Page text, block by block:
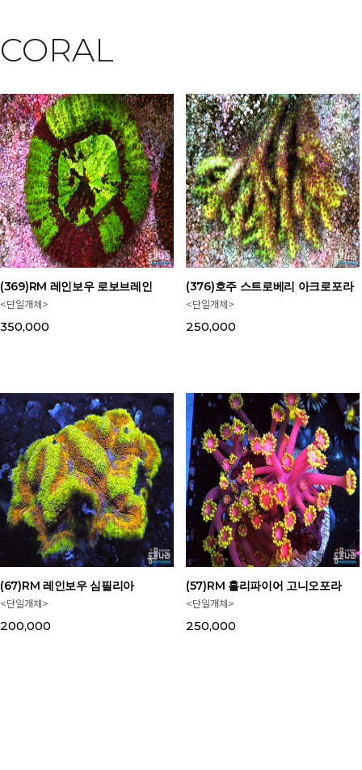
CORAL
(369)RM 레인보우 로보브레인
<단일개체>
350,000
(376)호주 스트로베리 아크로포라
<단일개체>
250,000
(67)RM 레인보우 심필리아
<단일개체>
200,000
(57)RM 홀리파이어 고니오포라
<단일개체>
250,000